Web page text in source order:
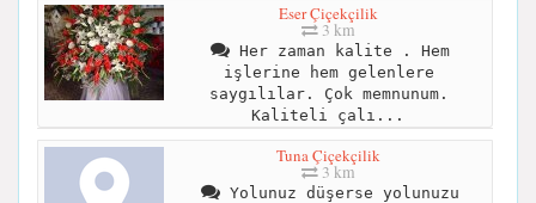
Eser Çiçekçilik
3 km
Her zaman kalite . Hem
işlerine hem gelenlere
saygılılar. Çok memnunum.
Kaliteli çalı...
Tuna Çiçekçilik
3 km
Yolunuz düşerse yolunuzu